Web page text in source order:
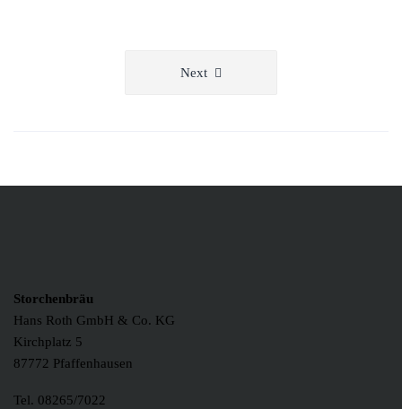
Beitragsnavigation
Next
Storchenbräu
Hans Roth GmbH & Co. KG
Kirchplatz 5
87772 Pfaffenhausen
Tel. 08265/7022